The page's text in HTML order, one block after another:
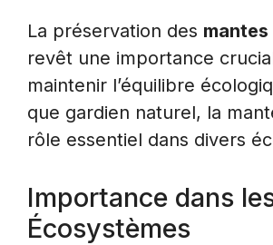
La préservation des
revêt une importance
maintenir l’équilibre
que gardien naturel, la
rôle essentiel dans divers
Importance dans
Écosystèmes